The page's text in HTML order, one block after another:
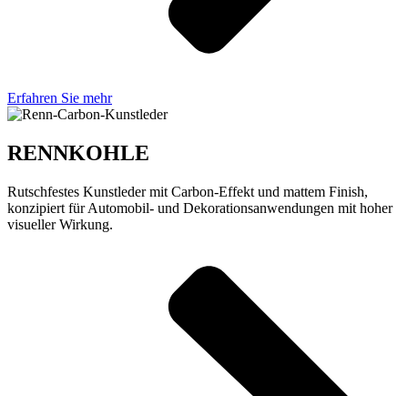
Erfahren Sie mehr
RENNKOHLE
Rutschfestes Kunstleder mit Carbon-Effekt und mattem Finish,
konzipiert für Automobil- und Dekorationsanwendungen mit hoher
visueller Wirkung.